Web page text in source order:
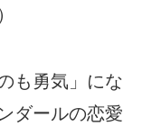
も勇気」にな
ダールの恋愛